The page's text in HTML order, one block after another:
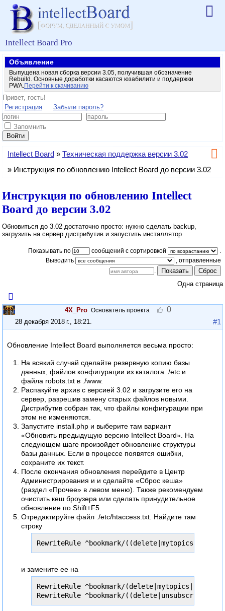
Intellect Board Pro
Объявление
Выпущена новая сборка версии 3.05, получившая обозначение
Rebuild. Основные доработки касаются юзабилити и поддержки
PWA. Перейти к скачиванию
Привет, гость!
Регистрация
Забыли пароль?
Запомнить
Войти
Intellect Board » Техническая поддержка версии 3.02
» Инструкция по обновлению Intellect Board до версии 3.02
Инструкция по обновлению Intellect
Board до версии 3.02
Обновиться до 3.02 достаточно просто: нужно сделать backup,
загрузить на сервер дистрибутив и запустить инсталлятор
Показывать по сообщений с сортировкой
Выводить
Показать
Сброс
Одна страница
4X_Pro Основатель проекта 0
28 декабря 2018 г., 18:21 #1
Обновление Intellect Board выполняется весьма просто:
На всякий случай сделайте резервную копию базы
данных, файлов конфигурации из каталога ./etc и
файла robots.txt в ./www.
Распакуйте архив с версией 3.02 и загрузите его на
сервер, разрешив замену старых файлов новыми.
Дистрибутив собран так, что файлы конфигурации при
этом не изменяются.
Запустите install.php и выберите там вариант
«Обновить предыдущую версию Intellect Board». На
следующем шаге произойдет обновление структуры
базы данных. Если в процессе появятся ошибки,
сохраните их текст.
После окончания обновления перейдите в Центр
Администрирования и и сделайте «Сброс кеша»
(раздел «Прочее» в левом меню). Также рекомендуем
очистить кеш броузера или сделать принудительное
обновление по Shift+F5.
Отредактируйте файл ./etc/htaccess.txt. Найдите там
строку
RewriteRule ^bookmark/
и замените ее на
RewriteRule ^bookmark/
RewriteRule ^bookmark/